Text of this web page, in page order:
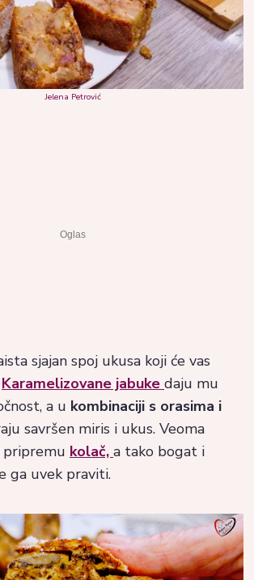
Jelena Petrović
sjajan spoj ukusa koji će vas
Karamelizovane jabuke daju mu
a u kombinaciji s orasima i
savršen miris i ukus. Veoma
pripremu kolač, a tako bogat i
ga uvek praviti.